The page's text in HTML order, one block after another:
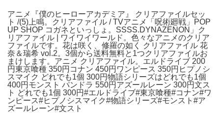
アニメ『僕のヒーローアカデミア』 クリアファイルセッ
ト /(5)上鳴。クリアファイル / TVアニメ「呪術廻戦」POP
UP SHOP コガネといっしょ。SSSS.DYNAZENON」ク
リアファイル | ワイワイワールド。色々なアニメのクリア
ファイルです。花は咲く、修羅の如く クリアファイル 花
奈＆瑞希 vol.2。3個から送料無料と1つクリアファイルお
まけします。アニメ クリアファイル。エルドライブ 200
円東京喰種 350円コナン 450円ワンピース 350円ヒプノシ
スマイク どれでも1個 300円物語シリーズはどれでも1個
400円モンスト パンドラ 550円アズールレーン 300円文ス
ト どれでも1個 300円#エルドライブ#東京喰種#コナン#ワ
ンピース#ヒプノシスマイク#物語シリーズ#モンスト#ア
ズールレーン#文スト